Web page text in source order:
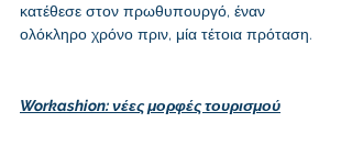
κατέθεσε στον πρωθυπουργό, έναν
ολόκληρο χρόνο πριν, μία τέτοια πρόταση.
Workashion: νέες μορφές τουρισμού